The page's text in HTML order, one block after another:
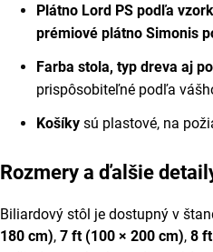
Plátno Lord PS podľa
prémiové plátno Simonis
Farba stola, typ dreva aj
prispôsobiteľné podľa
Košíky sú plastové, na
Rozmery a ďalšie
Biliardový stôl je dostupný v
180 cm), 7 ft (100 × 200 cm), 8